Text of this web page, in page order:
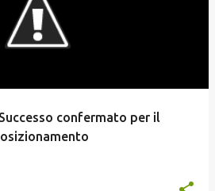
confermato per il